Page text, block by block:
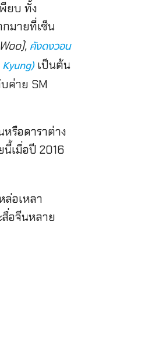
ยบ ทั้ง
มายที่เซ็น
คังดงวอน
เป็นต้น
ค่าย SM
รือดาราต่าง
เมื่อปี 2016
อเหลา
อจีนหลาย